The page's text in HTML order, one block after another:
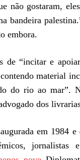
não gostaram,
bandeira
embora.
​​de “incitar e
material
rio ao mar”.
dos
em 1984 e